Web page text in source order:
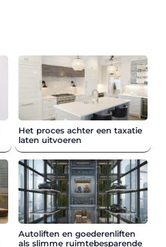
Het proces achter een taxatie
laten uitvoeren
Autoliften en goederenliften
als slimme ruimtebesparende